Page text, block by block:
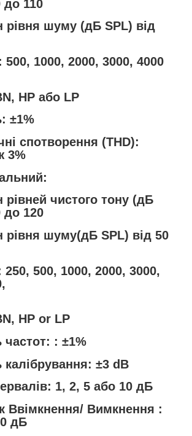
до 110
рівня шуму (дБ SPL) від
500, 1000, 2000, 3000, 4000
HP або LP
±1%
спотворення (THD):
3%
рівней чистого тону (дБ
до 120
рівня шуму(дБ SPL) від 50
250, 500, 1000, 2000, 3000,
HP or LP
частот: : ±1%
калібрування: ±3 dB
1, 2, 5 або 10 дБ
Ввімкнення/ Вимкнення :
дБ